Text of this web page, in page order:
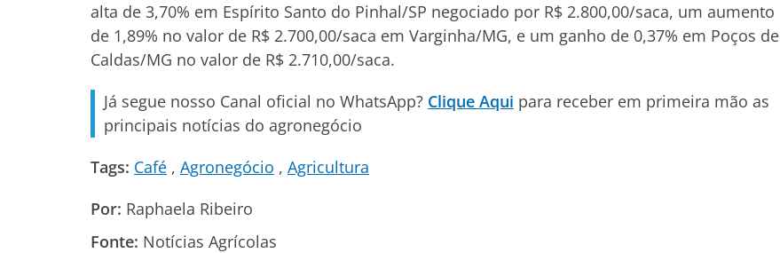
alta de 3,70% em Espírito Santo do Pinhal/SP negociado por R$ 2.800,00/saca, um aumento
de 1,89% no valor de R$ 2.700,00/saca em Varginha/MG, e um ganho de 0,37% em Poços de
Caldas/MG no valor de R$ 2.710,00/saca.
Já segue nosso Canal oficial no WhatsApp? Clique Aqui para receber em primeira mão as
principais notícias do agronegócio
Tags: Café Agronegócio
Agricultura
Por: Raphaela Ribeiro
Fonte: Notícias Agrícolas